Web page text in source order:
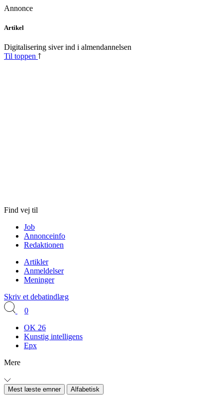
Annonce
Skip
content
Artikel
Digitalisering siver ind i almendannelsen
Til toppen
Find vej til
Job
Annonceinfo
Redaktionen
Artikler
Anmeldelser
Meninger
Skriv et debatindlæg
0
OK 26
Kunstig intelligens
Epx
Mere
Mest læste emner Alfabetisk